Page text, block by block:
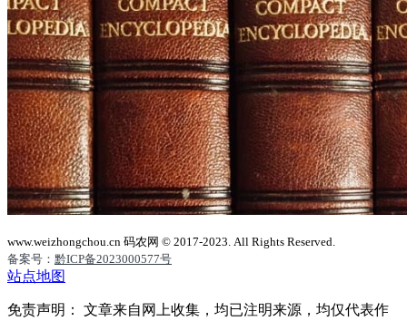
www.weizhongchou.cn 码农网 © 2017-2023. All Rights Reserved.
备案号： 黔ICP备2023000577号
站点地图
免责声明： 文章来自网上收集，均已注明来源，均仅代表作